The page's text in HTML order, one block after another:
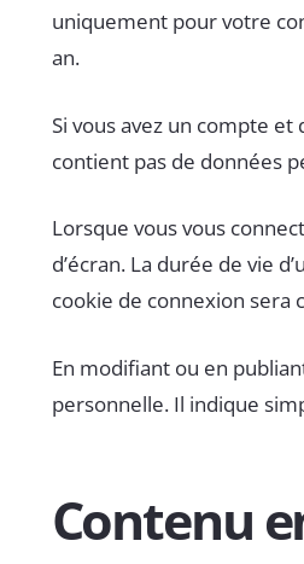
uniquement pour votre
an.
Si vous avez un compte
contient pas de données
Lorsque vous vous
d’écran. La durée de vie
cookie de connexion sera
En modifiant ou en
personnelle. Il indique
Contenu